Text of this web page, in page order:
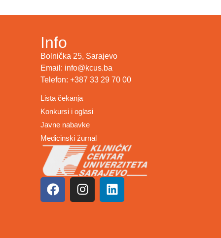
Info
Bolnička 25, Sarajevo
Email: info@kcus.ba
Telefon: +387 33 29 70 00
Lista čekanja
Konkursi i oglasi
Javne nabavke
Medicinski žurnal